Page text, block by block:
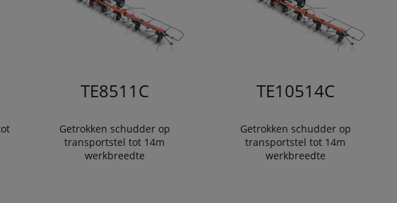
TE8511C
Getrokken schudder op
transportstel tot 14m
werkbreedte
TE10514C
Getrokken schudder op
transportstel tot 14m
werkbreedte